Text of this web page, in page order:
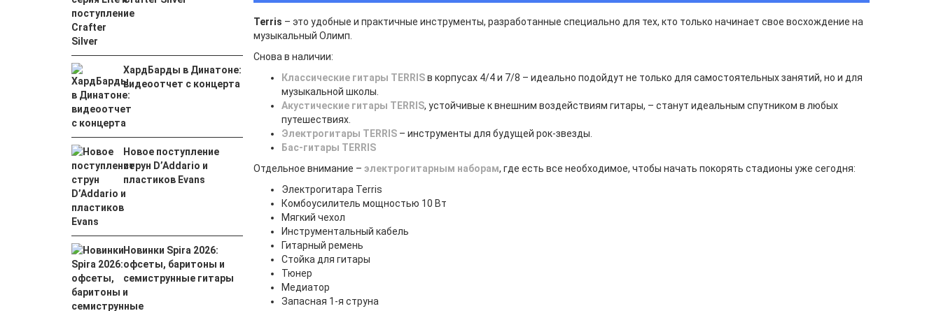
ХардБарды в Динатоне:
видеоотчет с концерта
Новое поступление
струн D’Addario и
пластиков Evans
Новинки Spira 2026:
офсеты, баритоны и
семиструнные гитары
Terris – это удобные и практичные инструменты, разработанные специально для тех, кто только начинает свое восхождение на
музыкальный Олимп.
Снова в наличии:
Классические гитары TERRISв корпусах 4/4 и 7/8 – идеально подойдут не только для самостоятельных занятий, но и для
музыкальной школы.
Акустические гитары TERRIS, устойчивые к внешним воздействиям гитары, – станут идеальным спутником в любых
путешествиях.
Электрогитары TERRIS – инструменты для будущей рок-звезды.
Бас-гитары TERRIS
Отдельное внимание – электрогитарным наборам, где есть все необходимое, чтобы начать покорять стадионы уже сегодня:
Электрогитара Terris
Комбоусилитель мощностью 10 Вт
Мягкий чехол
Инструментальный кабель
Гитарный ремень
Стойка для гитары
Тюнер
Медиатор
Запасная 1-я струна